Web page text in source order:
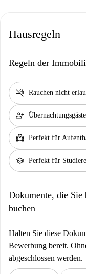
Hausregeln
Regeln der
smoke_free Rauchen nicht
person_add
partner_heart Perfekt für
school Perfekt für
Dokumente, die
buchen
Halten Sie diese
Bewerbung bereit.
abgeschlossen werden.